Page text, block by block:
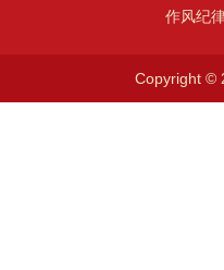
作风纪
Copyright ©